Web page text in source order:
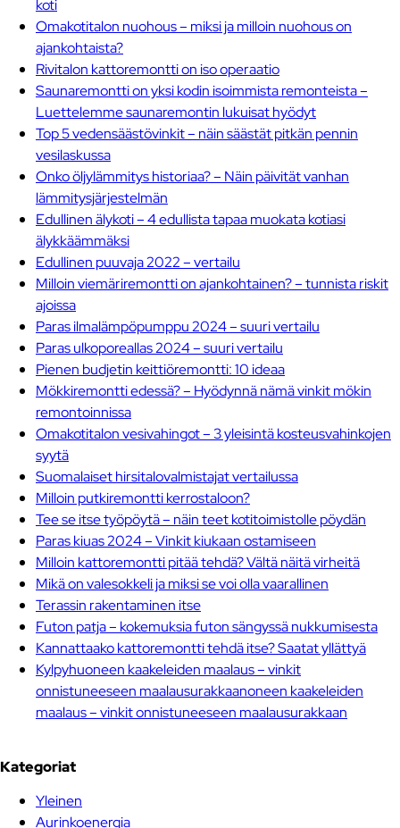
koti
Omakotitalon nuohous – miksi ja milloin nuohous on
ajankohtaista?
Rivitalon kattoremontti on iso operaatio
Saunaremontti on yksi kodin isoimmista remonteista –
Luettelemme saunaremontin lukuisat hyödyt
Top 5 vedensäästövinkit – näin säästät pitkän pennin
vesilaskussa
Onko öljylämmitys historiaa? – Näin päivität vanhan
lämmitysjärjestelmän
Edullinen älykoti – 4 edullista tapaa muokata kotiasi
älykkäämmäksi
Edullinen puuvaja 2022 – vertailu
Milloin viemäriremontti on ajankohtainen? – tunnista riskit
ajoissa
Paras ilmalämpöpumppu 2024 – suuri vertailu
Paras ulkoporeallas 2024 – suuri vertailu
Pienen budjetin keittiöremontti: 10 ideaa
Mökkiremontti edessä? – Hyödynnä nämä vinkit mökin
remontoinnissa
Omakotitalon vesivahingot – 3 yleisintä kosteusvahinkojen
syytä
Suomalaiset hirsitalovalmistajat vertailussa
Milloin putkiremontti kerrostaloon?
Tee se itse työpöytä – näin teet kotitoimistolle pöydän
Paras kiuas 2024 – Vinkit kiukaan ostamiseen
Milloin kattoremontti pitää tehdä? Vältä näitä virheitä
Mikä on valesokkeli ja miksi se voi olla vaarallinen
Terassin rakentaminen itse
Futon patja – kokemuksia futon sängyssä nukkumisesta
Kannattaako kattoremontti tehdä itse? Saatat yllättyä
Kylpyhuoneen kaakeleiden maalaus – vinkit
onnistuneeseen maalausurakkaanoneen kaakeleiden
maalaus – vinkit onnistuneeseen maalausurakkaan
Kategoriat
Yleinen
Aurinkoenergia